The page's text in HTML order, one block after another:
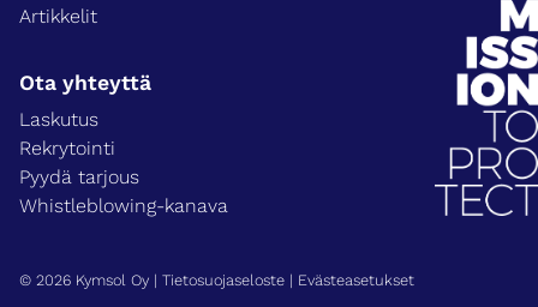
Artikkelit
Ota yhteyttä
Laskutus
Rekrytointi
Pyydä tarjous
Whistleblowing-kanava
© 2026 Kymsol Oy | Tietosuojaseloste | Evästeasetukset